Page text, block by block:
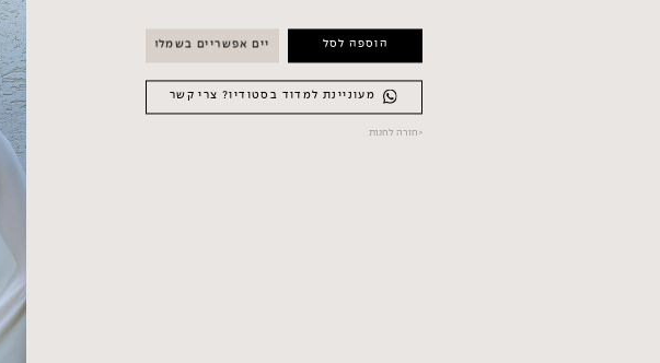
סופיה
הוספה לסל שינויים אפשריים בשמלה זאת שינויים אפשריים בשמלה זאת
מעוניינת למדוד בסטודיו? צרי קשר
< חזרה לחנות